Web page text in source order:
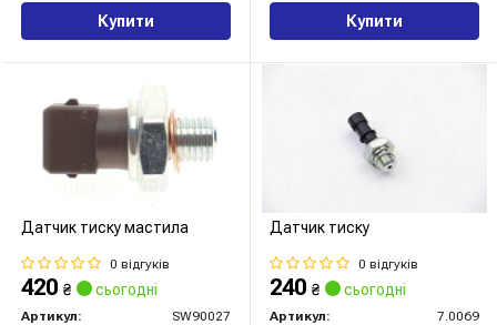
Купити Купити
Датчик тиску мастила
0 відгуків
420 ₴ сьогодні
Артикул: SW90027
Датчик тиску
0 відгуків
240 ₴ сьогодні
Артикул: 7.0069